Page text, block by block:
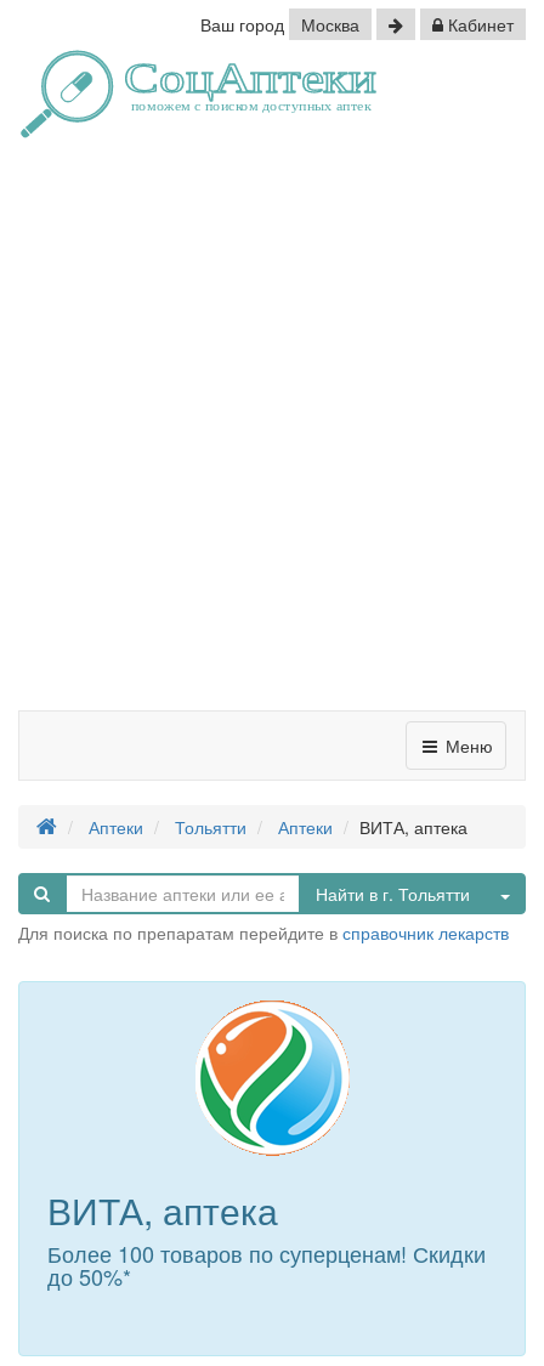
Ваш город Москва Кабинет
Меню
Аптеки Тольятти Аптеки ВИТА, аптека
Найти в г. Тольятти
Для поиска по препаратам перейдите в справочник лекарств
ВИТА, аптека
Более 100 товаров по суперценам! Скидки
до 50%*